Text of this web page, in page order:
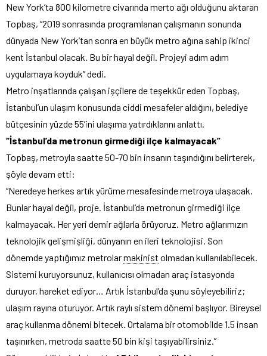
New York’ta 800 kilometre civarında merto ağı olduğunu aktaran
Topbaş, “2019 sonrasında programlanan çalışmanın sonunda
dünyada New York’tan sonra en büyük metro ağına sahip ikinci
kent İstanbul olacak. Bu bir hayal değil. Projeyi adım adım
uygulamaya koyduk” dedi.
Metro inşatlarında çalışan işçilere de teşekkür eden Topbaş,
İstanbul’un ulaşım konusunda ciddi mesafeler aldığını, belediye
bütçesinin yüzde 55’ini ulaşıma yatırdıklarını anlattı.
“İstanbul’da metronun girmediği ilçe kalmayacak”
Topbaş, metroyla saatte 50-70 bin insanın taşındığını belirterek,
şöyle devam etti:
“Neredeye herkes artık yürüme mesafesinde metroya ulaşacak.
Bunlar hayal değil, proje. İstanbul’da metronun girmediği ilçe
kalmayacak. Her yeri demir ağlarla örüyoruz. Metro ağlarımızın
teknolojik gelişmişliği, dünyanın en ileri teknolojisi. Son
dönemde yaptığımız metrolarmakinist olmadan kullanılabilecek.
Sistemi kuruyorsunuz, kullanıcısı olmadan araç istasyonda
duruyor, hareket ediyor… Artık İstanbul’da şunu söyleyebiliriz;
ulaşım rayına oturuyor. Artık raylı sistem dönemi başlıyor. Bireysel
araç kullanma dönemi bitecek. Ortalama bir otomobilde 1.5 insan
taşınırken, metroda saatte 50 bin kişi taşıyabilirsiniz.”